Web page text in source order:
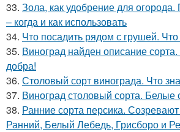
33. Зола, как удобрение для
– когда и как использовать
34. Что посадить рядом с грушей.
35. Виноград найден описание
добра!
36. Столовый сорт винограда. Что
37. Виноград столовый сорта. Белые
38. Ранние сорта персика.
Ранний, Белый Лебедь, Грисборо и